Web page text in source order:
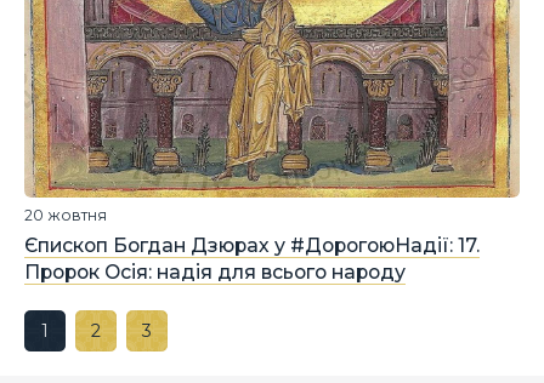
Єпископ Богдан Дзюрах у #ДорогоюНадії: 17.
Пророк Осія: надія для всього народу
20 жовтня
1 2 3